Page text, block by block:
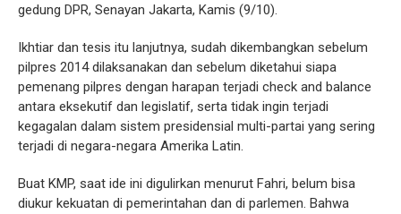
gedung DPR, Senayan Jakarta, Kamis (9/10).
Ikhtiar dan tesis itu lanjutnya, sudah dikembangkan sebelum
pilpres 2014 dilaksanakan dan sebelum diketahui siapa
pemenang pilpres dengan harapan terjadi check and balance
antara eksekutif dan legislatif, serta tidak ingin terjadi
kegagalan dalam sistem presidensial multi-partai yang sering
terjadi di negara-negara Amerika Latin.
Buat KMP, saat ide ini digulirkan menurut Fahri, belum bisa
diukur kekuatan di pemerintahan dan di parlemen. Bahwa